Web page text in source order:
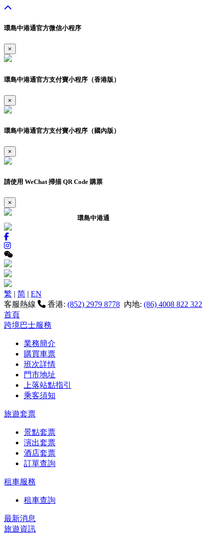
環島中港通官方微信小程序
×
環島中港通官方支付寶小程序（香港版）
×
環島中港通官方支付寶小程序（國內版）
×
請使用 WeChat 掃描 QR Code 購票
×
環島中港通
繁 | 简 | EN
客服熱線
香港: (852) 2979 8778 內地: (86) 4008 822 322
首頁
跨境巴士服務
業務簡介
購買車票
班次詳情
門市地址
上落站點指引
乘客須知
旅遊套票
景點套票
演出套票
酒店套票
訂單查詢
租車服務
租車查詢
最新消息
旅遊資訊